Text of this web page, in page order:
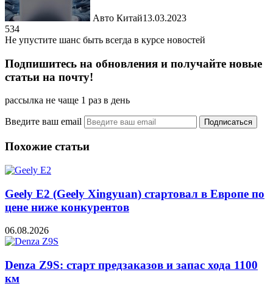
Авто Китай13.03.2023
534
Не упустите шанс быть всегда в курсе новостей
Подпишитесь на обновления и получайте новые
статьи на почту!
рассылка не чаще 1 раз в день
Введите ваш email
Похожие статьи
Geely E2 (Geely Xingyuan) стартовал в Европе по
цене ниже конкурентов
06.08.2026
Denza Z9S: старт предзаказов и запас хода 1100
км